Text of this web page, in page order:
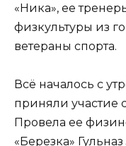
«Ника», ее
физкультуры из
ветераны спорта.
Всё началось с
приняли участие
Провела ее
«Березка»